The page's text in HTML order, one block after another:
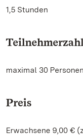
1,5 Stunden
Teilnehmerzahl
maximal 30 Personen
Preis
Erwachsene 9,00 €